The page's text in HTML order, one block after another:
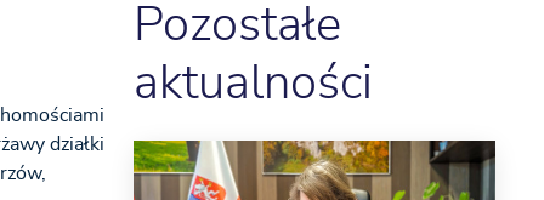
działki
Pozostałe
aktualności